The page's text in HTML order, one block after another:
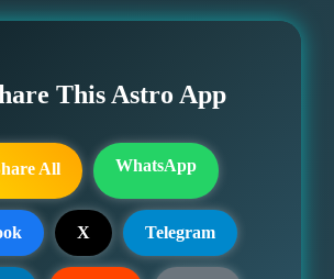
This Astro App
All WhatsApp
X Telegram